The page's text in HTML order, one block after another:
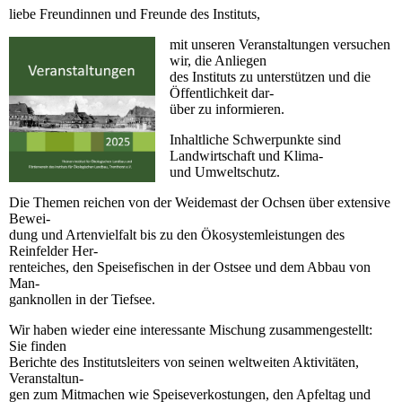
liebe Freundinnen und Freunde des Instituts,
mit unseren Veranstaltungen versuchen
wir, die Anliegen
des Instituts zu unterstützen und die
Öffentlichkeit dar-
über zu informieren.
Inhaltliche Schwerpunkte sind
Landwirtschaft und Klima-
und Umweltschutz.
Die Themen reichen von der Weidemast der Ochsen über extensive
Bewei-
dung und Artenvielfalt bis zu den Ökosystemleistungen des
Reinfelder Her-
renteiches, den Speisefischen in der Ostsee und dem Abbau von
Man-
ganknollen in der Tiefsee.
Wir haben wieder eine interessante Mischung zusammengestellt:
Sie finden
Berichte des Institutsleiters von seinen weltweiten Aktivitäten,
Veranstaltun-
gen zum Mitmachen wie Speiseverkostungen, den Apfeltag und